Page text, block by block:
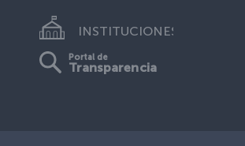
INSTITUCIONES
Portal de
Transparencia